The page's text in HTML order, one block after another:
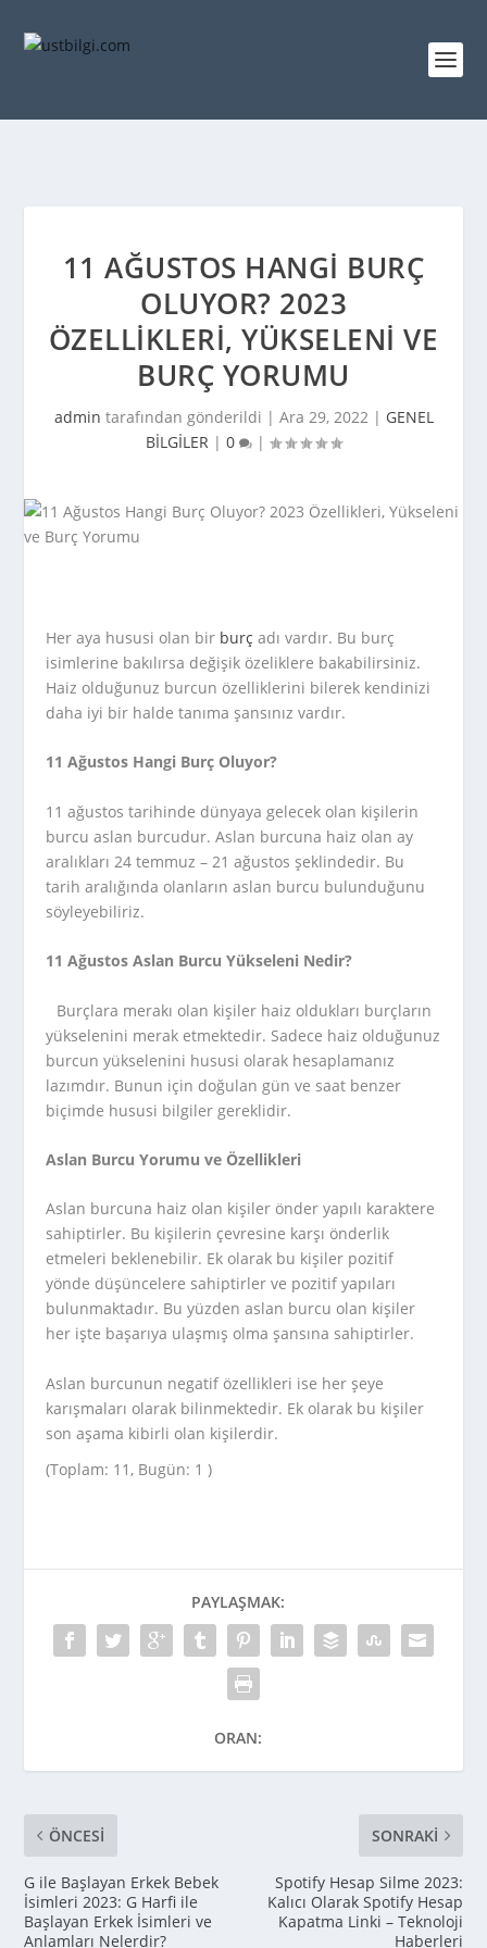
11 AĞUSTOS HANGI BURÇ
OLUYOR? 2023
ÖZELLIKLERI, YÜKSELENI VE
BURÇ YORUMU
admin tarafından gönderildi | Ara 29, 2022| GENEL
BİLGİLER | 0 |
Her aya hususi olan bir burç adı vardır. Bu burç
isimlerine bakılırsa değişik özeliklere bakabilirsiniz.
Haiz olduğunuz burcun özelliklerini bilerek kendinizi
daha iyi bir halde tanıma şansınız vardır.
11 Ağustos Hangi Burç Oluyor?
11 ağustos tarihinde dünyaya gelecek olan kişilerin
burcu aslan burcudur. Aslan burcuna haiz olan ay
aralıkları 24 temmuz – 21 ağustos şeklindedir. Bu
tarih aralığında olanların aslan burcu bulunduğunu
söyleyebiliriz.
11 Ağustos Aslan Burcu Yükseleni Nedir?
Burçlara merakı olan kişiler haiz oldukları burçların
yükselenini merak etmektedir. Sadece haiz olduğunuz
burcun yükselenini hususi olarak hesaplamanız
lazımdır. Bunun için doğulan gün ve saat benzer
biçimde hususi bilgiler gereklidir.
Aslan Burcu Yorumu ve Özellikleri
Aslan burcuna haiz olan kişiler önder yapılı karaktere
sahiptirler. Bu kişilerin çevresine karşı önderlik
etmeleri beklenebilir. Ek olarak bu kişiler pozitif
yönde düşüncelere sahiptirler ve pozitif yapıları
bulunmaktadır. Bu yüzden aslan burcu olan kişiler
her işte başarıya ulaşmış olma şansına sahiptirler.
Aslan burcunun negatif özellikleri ise her şeye
karışmaları olarak bilinmektedir. Ek olarak bu kişiler
son aşama kibirli olan kişilerdir.
(Toplam: 11, Bugün: 1 )
PAYLAŞMAK:
ORAN:
ÖNCESI
G ile Başlayan Erkek Bebek
İsimleri 2023: G Harfi ile
Başlayan Erkek İsimleri ve
Anlamları Nelerdir?
SONRAKI
Spotify Hesap Silme 2023:
Kalıcı Olarak Spotify Hesap
Kapatma Linki – Teknoloji
Haberleri